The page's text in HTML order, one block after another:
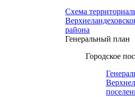
Схема
района
Генеральный план
Городское